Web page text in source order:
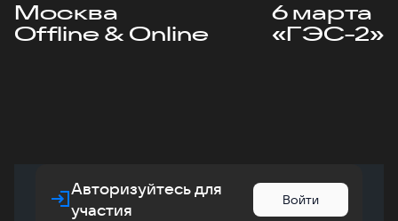
Москва
Offline & Online
6 марта
«ГЭС-2»
Авторизуйтесь для
участия
Войти